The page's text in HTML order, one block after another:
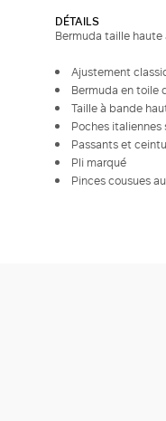
DÉTAILS
Bermuda taille
Ajustement
Bermuda en toile
Taille à bande
Poches italiennes
Passants et
Pli marqué
Pinces cousues